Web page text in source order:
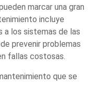
marcar una gran
incluye
a los sistemas de las
prevenir problemas
fallas costosas.
que se